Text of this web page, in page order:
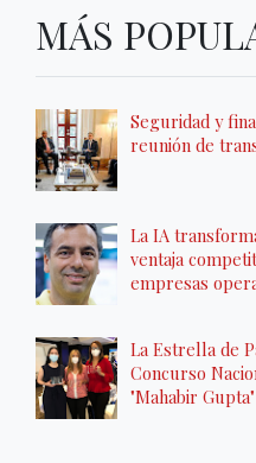
MÁS
Seguridad y
reunión de
La IA
ventaja
empresas
La Estrella de
Concurso
"Mahabir Gupta"